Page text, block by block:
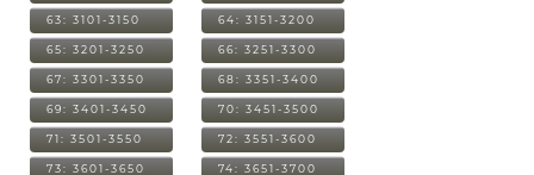
63: 3101-3150 64: 3151-3200
65: 3201-3250 66: 3251-3300
67: 3301-3350 68: 3351-3400
69: 3401-3450 70: 3451-3500
71: 3501-3550 72: 3551-3600
73: 3601-3650 74: 3651-3700